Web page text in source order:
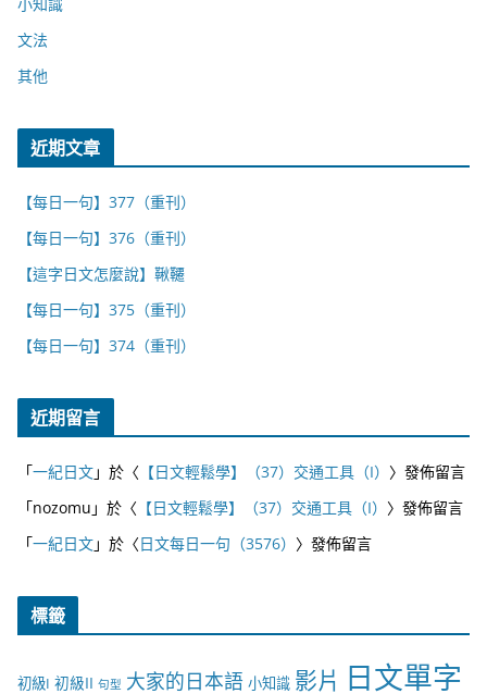
文法
其他
近期文章
【每日一句】377（重刊）
【每日一句】376（重刊）
【這字日文怎麼說】鞦韆
【每日一句】375（重刊）
【每日一句】374（重刊）
近期留言
「一紀日文」於〈 【日文輕鬆學】（37）交通工具（I） 〉發佈留言
「nozomu 」於〈 【日文輕鬆學】（37）交通工具（I） 〉發佈留言
「一紀日文」於〈日文每日一句（3576） 〉發佈留言
標籤
初級I 初級II 句型 大家的日本語 小知識 影片 日文單字